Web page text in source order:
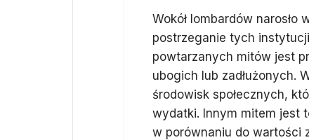
Wokół lombardów
postrzeganie tych
powtarzanych mitów jest
ubogich lub zadłużonych.
środowisk społecznych,
wydatki. Innym mitem jest
w porównaniu do wartości